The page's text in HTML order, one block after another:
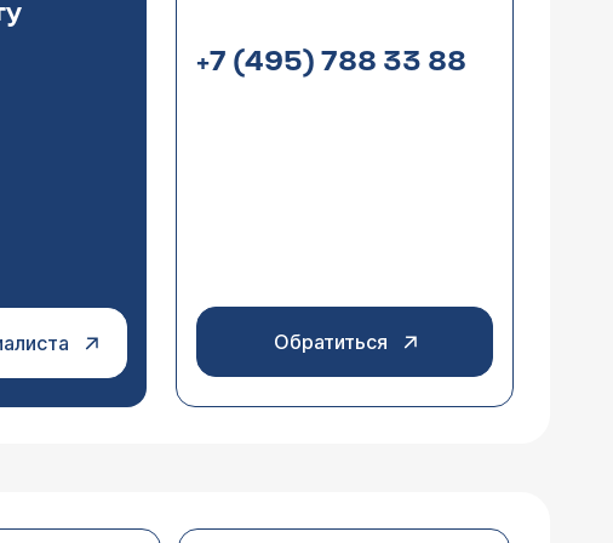
пройти полное клинико-лабораторное
к алкоголю равнодушен, один
причину заболевания без
+7 (495) 788 33 88
Обратиться